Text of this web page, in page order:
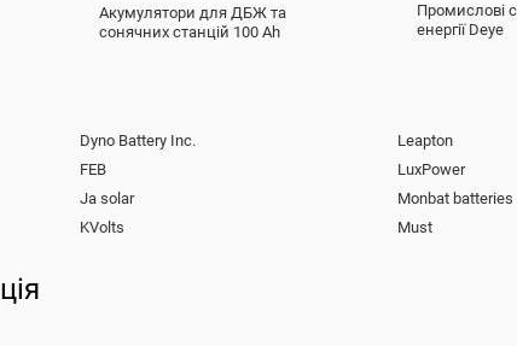
Акумулятори для ДБЖ та
сонячних станцій 100 Ah
Промислові
енергії Deye
Dyno Battery Inc.
FEB
Ja solar
KVolts
Leapton
LuxPower
Monbat batteries
Must